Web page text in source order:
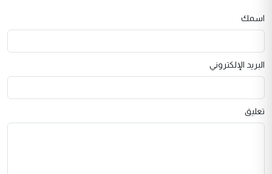
اسمك
البريد الإلكتروني
تعليق